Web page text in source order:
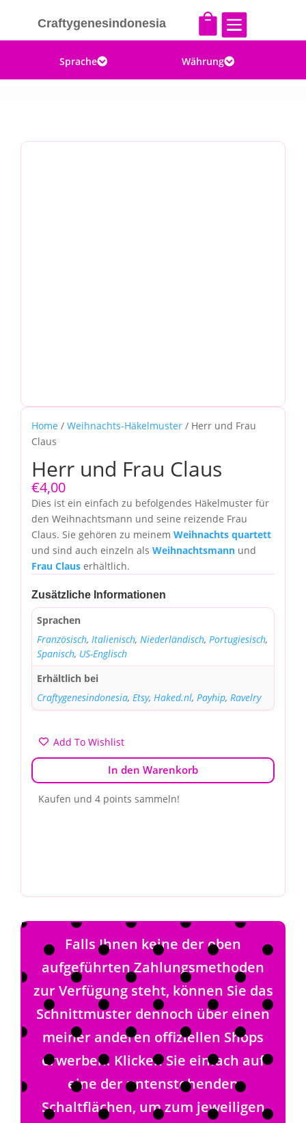
Craftygenesindonesia  
Sprache Währung
Home / Weihnachts-Häkelmuster / Herr und Frau
Claus
Herr und Frau Claus
€4,00
Dies ist ein einfach zu befolgendes Häkelmuster für
den Weihnachtsmann und seine reizende Frau
Claus. Sie gehören zu meinem Weihnachts quartett
und sind auch einzeln als Weihnachtsmann und
Frau Claus erhältlich.
Zusätzliche Informationen
Sprachen
Französisch, Italienisch, Niederländisch, Portugiesisch,
Spanisch, US-Englisch
Erhältlich bei
Craftygenesindonesia, Etsy, Haked.nl, Payhip, Ravelry
Add To Wishlist
In den Warenkorb
Kaufen und 4 points sammeln!
Falls Ihnen keine der oben
aufgeführten Zahlungsmethoden
zur Verfügung steht, können Sie das
Schnittmuster dennoch über einen
meiner anderen offiziellen Shops
erwerben. Klicken Sie einfach auf
eine der untenstehenden
Schaltflächen, um zum jeweiligen